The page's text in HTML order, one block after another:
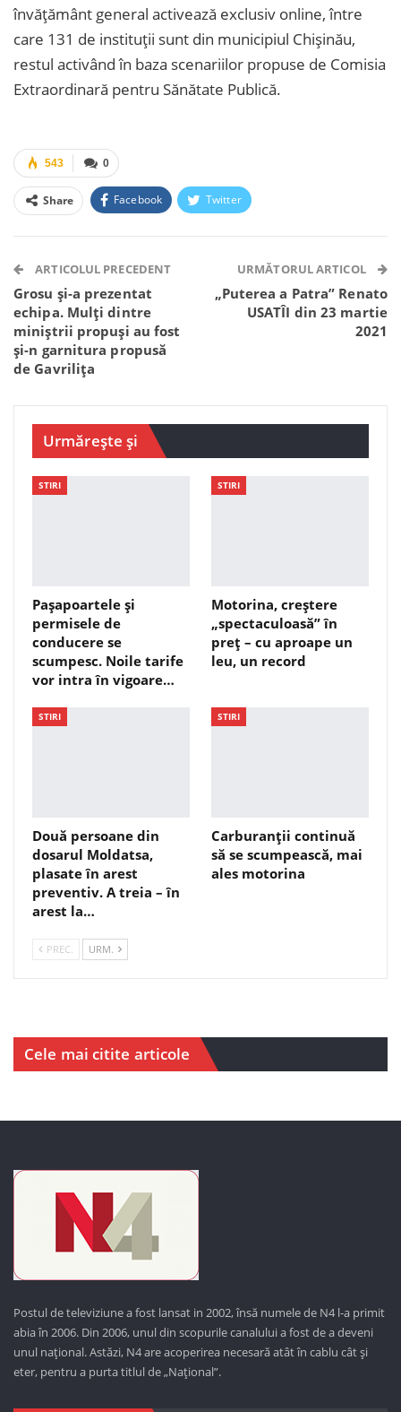
învățământ general activează exclusiv online, între
care 131 de instituții sunt din municipiul Chișinău,
restul activând în baza scenariilor propuse de Comisia
Extraordinară pentru Sănătate Publică.
0
543
Share Facebook Twitter
Telegram WhatsApp Viber
ARTICOLUL PRECEDENT
Grosu și-a prezentat
echipa. Mulți dintre
miniștrii propuși au fost
și-n garnitura propusă
de Gavrilița
URMĂTORUL ARTICOL
„Puterea a Patra” Renato
USATÎI din 23 martie
2021
Urmărește și
STIRI
Pașapoartele și
permisele de
conducere se
scumpesc. Noile tarife
vor intra în vigoare…
STIRI
Motorina, creștere
„spectaculoasă” în
preț – cu aproape un
leu, un record
STIRI
Două persoane din
dosarul Moldatsa,
plasate în arest
preventiv. A treia – în
arest la…
STIRI
Carburanții continuă
să se scumpească, mai
ales motorina
PREC. URM.
Cele mai citite articole
Postul de televiziune a fost lansat in 2002, însă numele de N4 l-a primit
abia în 2006. Din 2006, unul din scopurile canalului a fost de a deveni
unul național. Astăzi, N4 are acoperirea necesară atât în cablu cât și
eter, pentru a purta titlul de „Național”.